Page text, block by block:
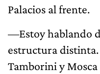
Palacios al frente.
—Estoy hablando
estructura distinta.
Tamborini y